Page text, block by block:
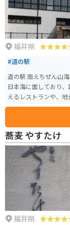
福井県
#道の駅
道の駅 南えちぜん山
日本海に面しており
えるレストランや、地元
れる際は、道の駅か
に沈む夕日が美しく
や温泉施設もあるので、ツ
越前がにや若狭ふぐ
も、地元で獲れた魚介
産には、名産のへし
蕎麦 やすたけ
福井県